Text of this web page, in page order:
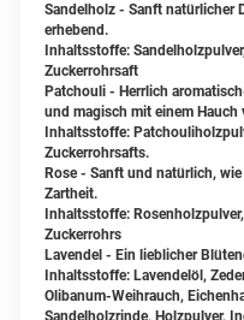
Sandelholz - Sanft natürlicher
erhebend.
Inhaltsstoffe:
Zuckerrohrsaft
Patchouli - Herrlich
und magisch mit einem Hauch
Inhaltsstoffe:
Zuckerrohrsafts.
Rose - Sanft und natürlich,
Zartheit.
Inhaltsstoffe:
Zuckerrohrs
Lavendel - Ein lieblicher
Inhaltsstoffe: Lavendelöl,
Olibanum-Weihrauch,